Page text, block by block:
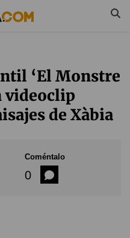
‘El Monstre
videoclip
de Xàbia
Coméntalo
0